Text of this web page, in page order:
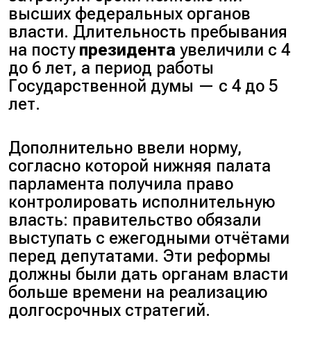
высших федеральных органов
власти. Длительность пребывания
на посту президента увеличили с 4
до 6 лет, а период работы
Государственной думы — с 4 до 5
лет.
Дополнительно ввели норму,
согласно которой нижняя палата
парламента получила право
контролировать исполнительную
власть: правительство обязали
выступать с ежегодными отчётами
перед депутатами. Эти реформы
должны были дать органам власти
больше времени на реализацию
долгосрочных стратегий.